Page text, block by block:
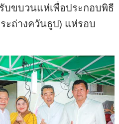
บขบวนแห่เพื่อประกอบพิธี
ะถ่างควันธูป) แห่รอบ